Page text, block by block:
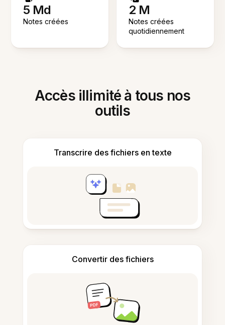
5 Md
Notes créées
2 M
Notes créées
quotidiennement
Accès illimité à tous nos
outils
Transcrire des fichiers en texte
Convertir des fichiers